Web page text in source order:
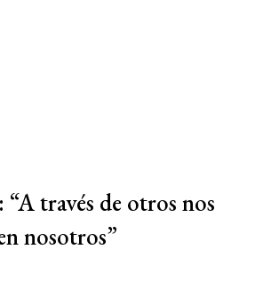
través de otros nos
nosotros”